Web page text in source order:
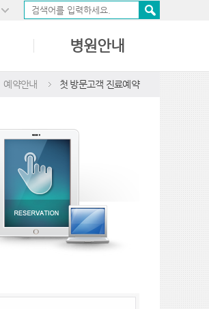
병원안내
예약안내 첫 방문고객 진료예약